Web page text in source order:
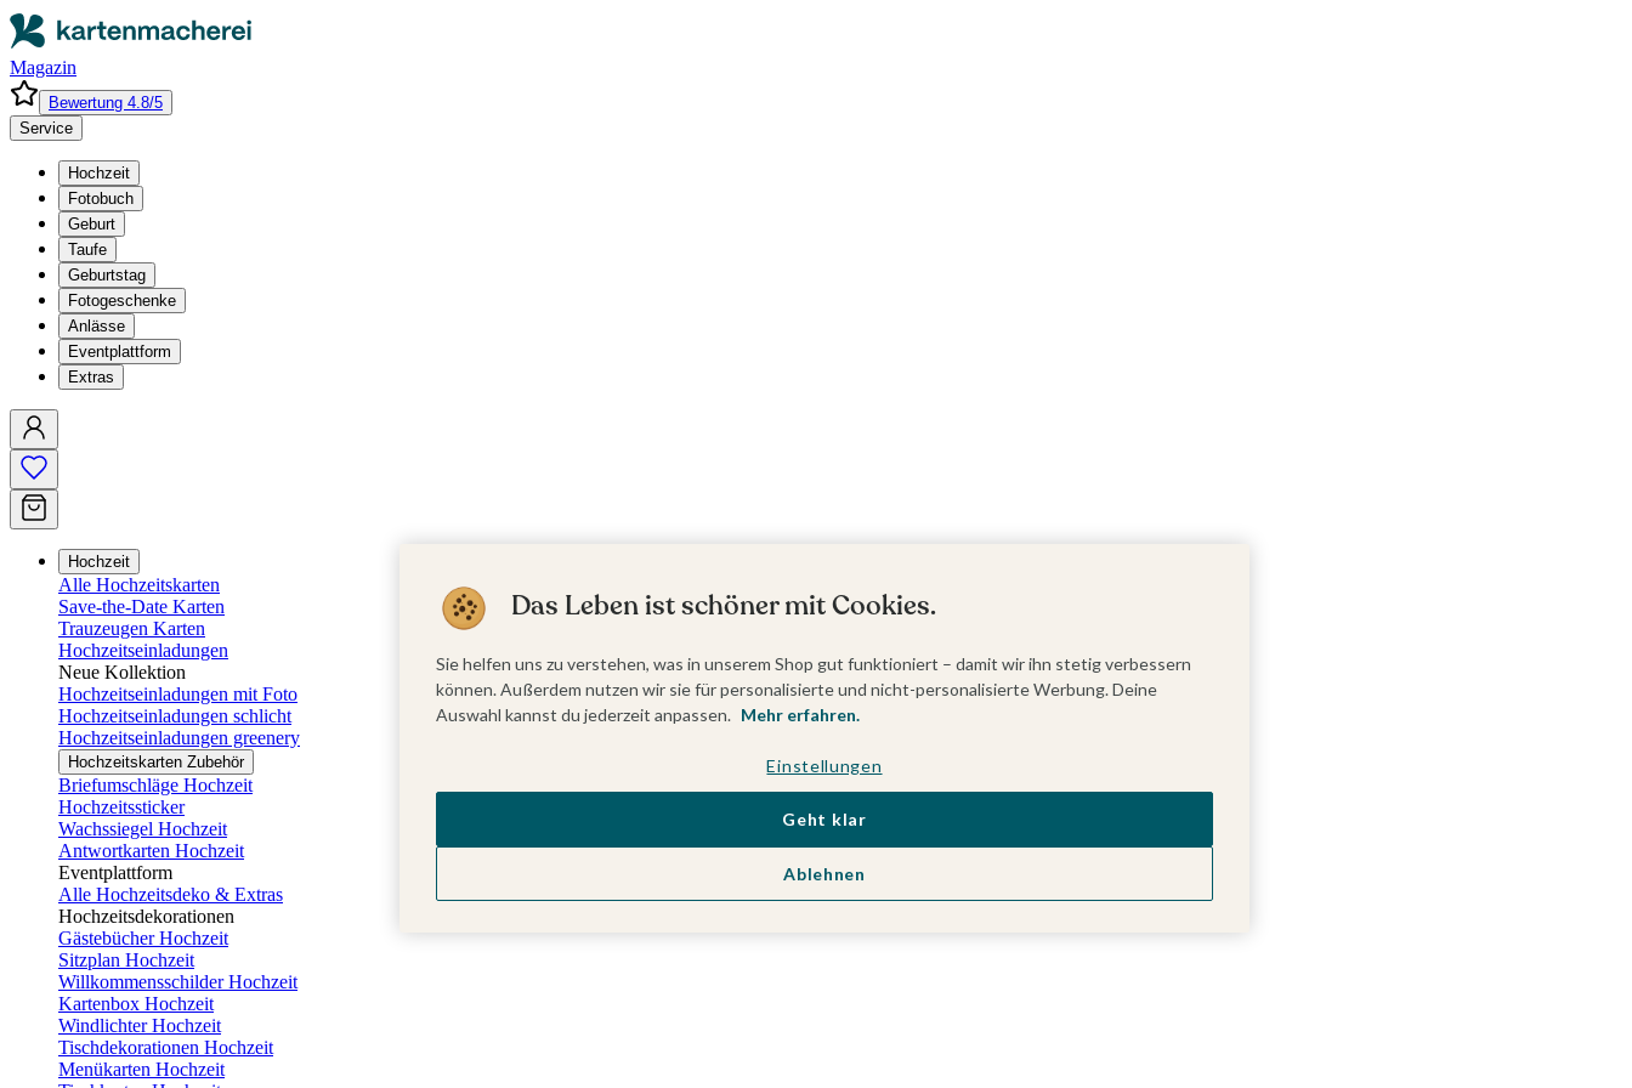
Magazin
Bewertung 4.8/5
Service
Hochzeit
Fotobuch
Geburt
Taufe
Geburtstag
Fotogeschenke
Anlässe
Eventplattform
Extras
Hochzeit
Alle Hochzeitskarten
Save-the-Date Karten
Trauzeugen Karten
Hochzeitseinladungen
Neue Kollektion
Hochzeitseinladungen mit Foto
Hochzeitseinladungen schlicht
Hochzeitseinladungen greenery
Hochzeitskarten Zubehör
Briefumschläge Hochzeit
Hochzeitssticker
Wachssiegel Hochzeit
Antwortkarten Hochzeit
Eventplattform
Alle Hochzeitsdeko & Extras
Hochzeitsdekorationen
Gästebücher Hochzeit
Sitzplan Hochzeit
Willkommensschilder Hochzeit
Kartenbox Hochzeit
Windlichter Hochzeit
Tischdekorationen Hochzeit
Menükarten Hochzeit
Das Leben ist schöner mit Cookies.
Sie helfen uns zu verstehen, was in unserem Shop gut funktioniert – damit wir ihn stetig verbessern
können. Außerdem nutzen wir sie für personalisierte und nicht-personalisierte Werbung. Deine
Auswahl kannst du jederzeit anpassen. Mehr erfahren.
Einstellungen
Ablehnen
Geht klar